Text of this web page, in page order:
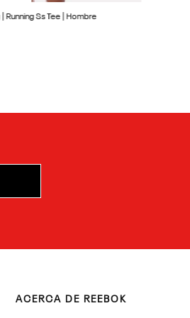
Running Ss Tee | Hombre
ACERCA DE REEBOK